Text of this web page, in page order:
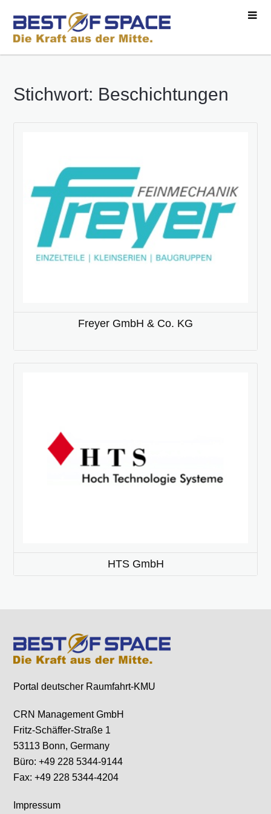
Stichwort: Beschichtungen
Freyer GmbH & Co. KG
HTS GmbH
Portal deutscher Raumfahrt-KMU
CRN Management GmbH
Fritz-Schäffer-Straße 1
53113 Bonn, Germany
Büro: +49 228 5344-9144
Fax: +49 228 5344-4204
Impressum